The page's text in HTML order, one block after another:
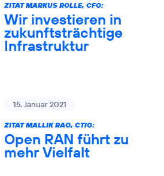
ZITAT MARKUS ROLLE, CFO:
Wir investieren in
zukunftsträchtige
Infrastruktur
15. Januar 2021
ZITAT MALLIK RAO, CTIO:
Open RAN führt zu
mehr Vielfalt